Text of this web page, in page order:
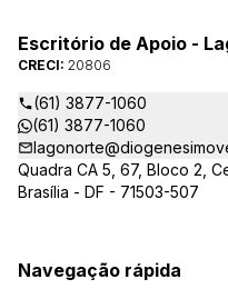
Escritório de Apoio -
CRECI: 20806
(61) 3877-1060
(61) 3877-1060
Quadra CA 5, 67, Bloco 2,
Brasília - DF - 71503-507
Navegação rápida